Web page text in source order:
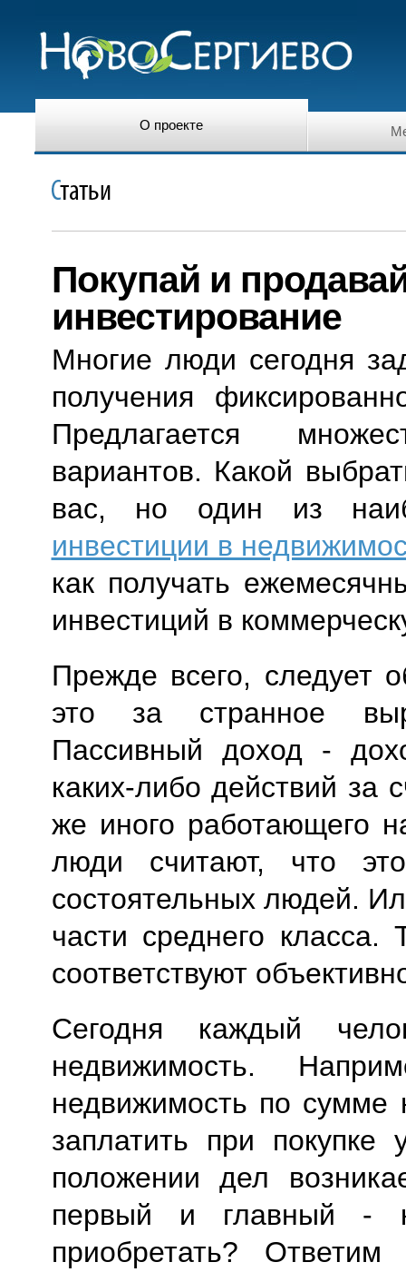
О проекте
Покупай и
инвестирование
Многие люди сегодня
получения
Предлагается
вариантов. Какой
вас, но один из
инвестиции в
как получать
инвестиций в
Прежде всего, следует
это за странное
Пассивный доход -
каких-либо действий за
же иного работающего
люди считают, что
состоятельных людей.
части среднего
соответствуют
Сегодня каждый
недвижимость.
недвижимость по
заплатить при
положении дел
первый и главный -
приобретать?